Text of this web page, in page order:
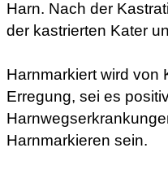
Harn. Nach der
der kastrierten Kater
Harnmarkiert wird von
Erregung, sei es
Harnmarkieren sein.